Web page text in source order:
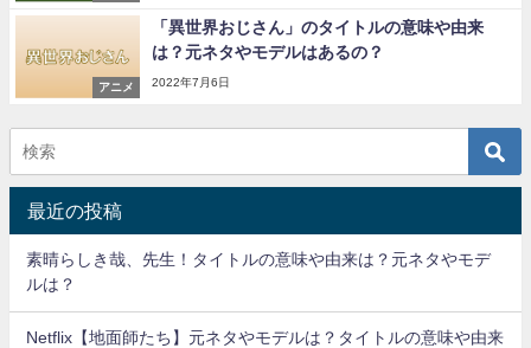
アニメ
「異世界おじさん」のタイトルの意味や由来
は？元ネタやモデルはあるの？
2022年7月6日
最近の投稿
素晴らしき哉、先生！タイトルの意味や由来は？元ネタやモデ
ルは？
Netflix【地面師たち】元ネタやモデルは？タイトルの意味や由来